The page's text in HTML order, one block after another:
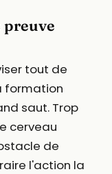
preuve
tout de
formation
saut. Trop
cerveau
de
l'action la